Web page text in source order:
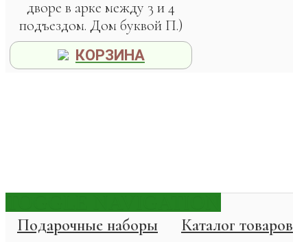
дворе в арке между 3 и 4
подъездом. Дом буквой П.)
КОРЗИНА
Подарочные наборы Каталог товаров